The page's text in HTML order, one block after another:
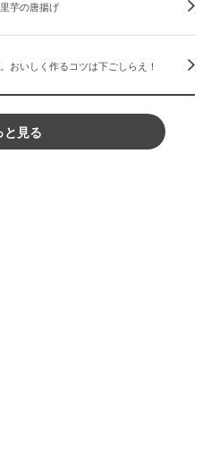
芋の唐揚げ
おいしく作るコツは下ごしらえ！
と見る